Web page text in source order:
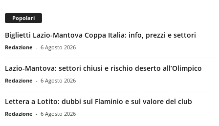
Popolari
Biglietti Lazio-Mantova Coppa Italia: info, prezzi e settori
Redazione - 6 Agosto 2026
Lazio-Mantova: settori chiusi e rischio deserto all’Olimpico
Redazione - 6 Agosto 2026
Lettera a Lotito: dubbi sul Flaminio e sul valore del club
Redazione - 6 Agosto 2026